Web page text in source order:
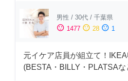
男性 / 30代 / 千葉県
sentiment_satisfied 1477 sentiment_neutral 28 sentiment_dissatisfied 1
元イケア店員が組立て！
(BESTA・BILLY・PLATSAな